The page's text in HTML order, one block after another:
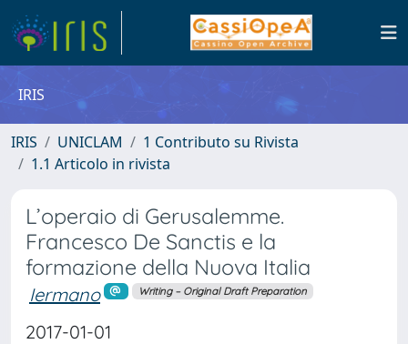
IRIS
IRIS UNICLAM
1 Contributo su Rivista
1.1 Articolo in rivista
L’operaio di Gerusalemme.
Francesco De Sanctis e la
formazione della Nuova Italia
Iermano Writing – Original Draft Preparation
2017-01-01